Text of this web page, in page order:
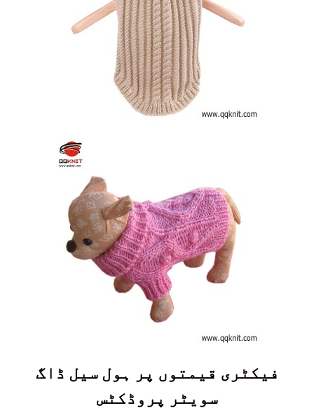
فیکٹری قیمتوں پر ہول سیل ڈاگ
سویٹر پروڈکٹس